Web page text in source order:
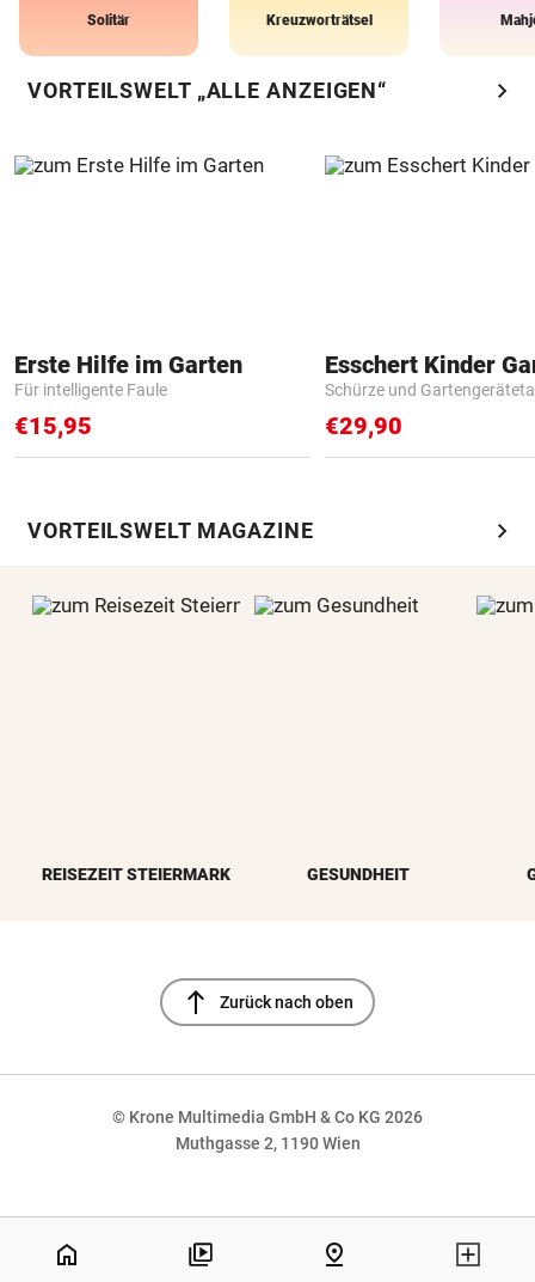
Solitär Kreuzworträtsel
VORTEILSWELT „ALLE ANZEIGEN“ chevron_right
Erste Hilfe im Garten
Für intelligente Faule
€15,95
Schürze und
€29,90
VORTEILSWELT MAGAZINE chevron_right
REISEZEIT STEIERMARK GESUNDHEIT
north Zurück nach oben
© Krone Multimedia GmbH & Co KG 2026
Muthgasse 2, 1190 Wien
home pin_drop
NaN%